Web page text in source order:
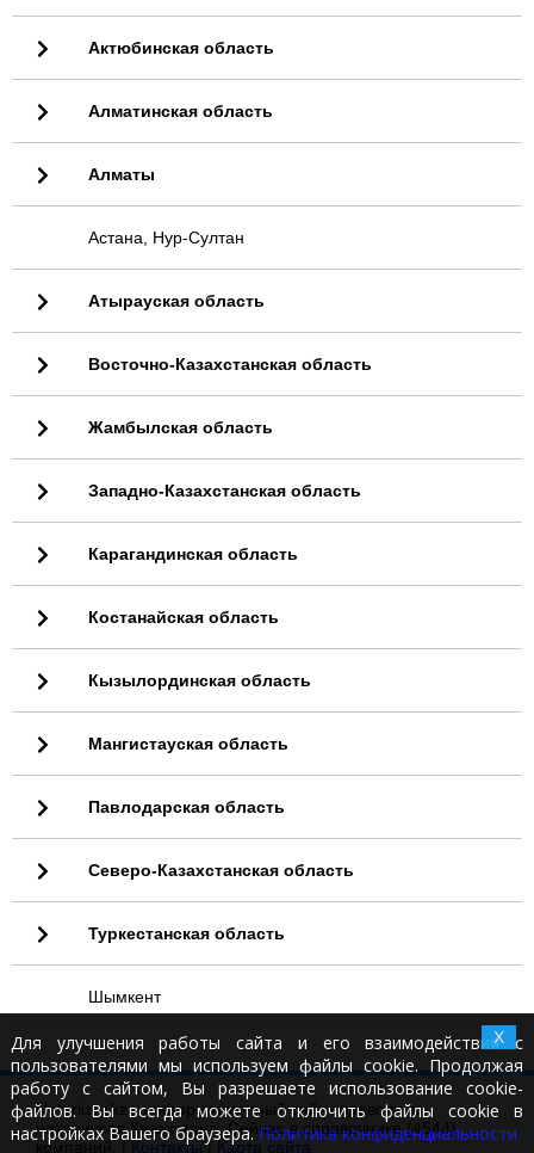
Актюбинская область
Алматинская область
Алматы
Астана, Нур-Султан
Атырауская область
Восточно-Казахстанская область
Жамбылская область
Западно-Казахстанская область
Карагандинская область
Костанайская область
Кызылординская область
Мангистауская область
Павлодарская область
Северо-Казахстанская область
Туркестанская область
Шымкент
Notariusy.kz - информационный сайт справочник
нотариусов Казахстана. Сейчас в справочнике (4544)
компаний. |
Контакты| Карта сайта
Для улучшения работы сайта и его взаимодействия с
пользователями мы используем файлы cookie. Продолжая
работу с сайтом, Вы разрешаете использование cookie-
файлов. Вы всегда можете отключить файлы cookie в
настройках Вашего браузера. Политика конфиденциальности
X